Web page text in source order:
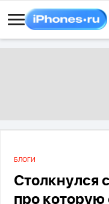
БЛОГИ
Столкнулся
про которую